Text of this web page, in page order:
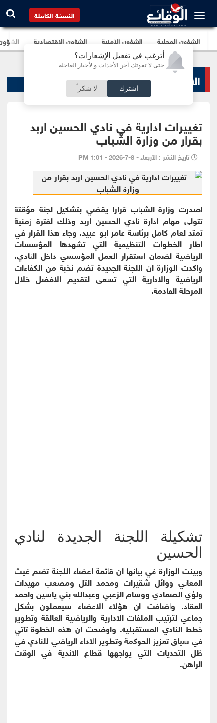
أترغب في تفعيل الإشعارات؟
حتى لا تفوتك آخر الأحداث والأخبار العاجلة
اشترك لا شكراً
النسخة الكاملة
الشؤون المحلية الشؤون الأمنية الشؤون الإقتصادية
الاخبار الرياضية
تغييرات ادارية في نادي الحسين اربد
بقرار من وزارة الشباب
تاريخ النشر : الأربعاء - 8-7-2026 - 1:01 PM
اصدرت وزارة الشباب قرارا يقضي بتشكيل لجنة مؤقتة
تتولى مهام ادارة نادي الحسين اربد وذلك لفترة زمنية
تمتد لعام كامل برئاسة عامر ابو عبيد. وجاء هذا القرار في
اطار الخطوات التنظيمية التي تشهدها المؤسسات
الرياضية لضمان استقرار العمل المؤسسي داخل النادي.
واكدت الوزارة ان اللجنة الجديدة تضم نخبة من الكفاءات
الرياضية والادارية التي تسعى لتقديم الافضل خلال
المرحلة القادمة.
تشكيلة اللجنة الجديدة لنادي
الحسين
وبينت الوزارة في بيانها ان قائمة اعضاء اللجنة تضم غيث
المعاني ووائل شقيرات ومحمد التل ومصعب مهيدات
ولؤي الصمادي ووسام الزعبي وعبدالله بني ياسين واحمد
العقاد. واضافت ان هؤلاء الاعضاء سيعملون بشكل
جماعي لترتيب الملفات الادارية والرياضية العالقة وتطوير
خطط النادي المستقبلية. واوضحت ان هذه الخطوة تاتي
في سياق تعزيز الحوكمة وتطوير الاداء الرياضي للنادي في
ظل التحديات التي يواجهها قطاع الاندية في الوقت
الراهن.